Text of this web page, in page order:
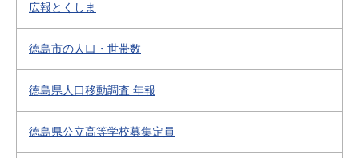
広報とくしま
徳島市の人口・世帯数
徳島県人口移動調査 年報
徳島県公立高等学校募集定員